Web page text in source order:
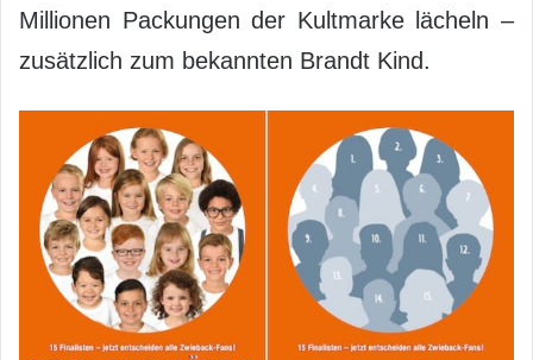
Millionen Packungen der Kultmarke lächeln –
zusätzlich zum bekannten Brandt Kind.